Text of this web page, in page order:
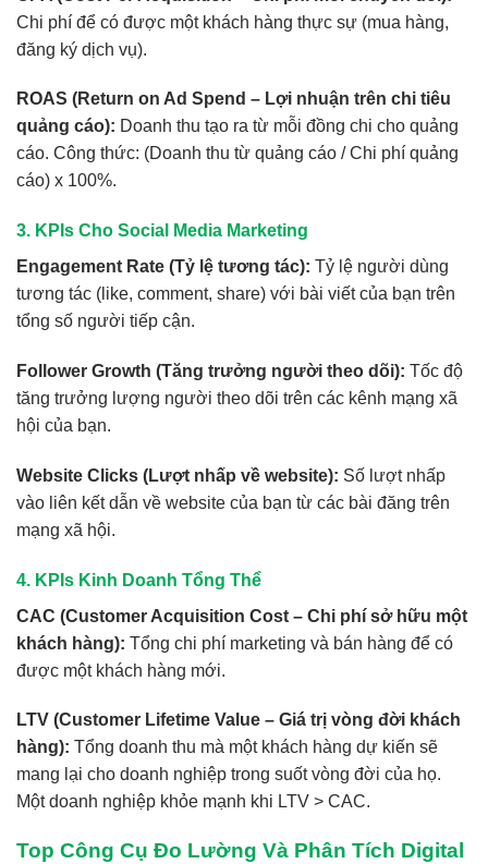
Chi phí để có được một khách hàng thực sự (mua hàng,
đăng ký dịch vụ).
ROAS (Return on Ad Spend – Lợi nhuận trên chi tiêu
quảng cáo): Doanh thu tạo ra từ mỗi đồng chi cho quảng
cáo. Công thức: (Doanh thu từ quảng cáo / Chi phí quảng
cáo) x 100%.
3. KPIs Cho Social Media Marketing
Engagement Rate (Tỷ lệ tương tác): Tỷ lệ người dùng
tương tác (like, comment, share) với bài viết của bạn trên
tổng số người tiếp cận.
Follower Growth (Tăng trưởng người theo dõi): Tốc độ
tăng trưởng lượng người theo dõi trên các kênh mạng xã
hội của bạn.
Website Clicks (Lượt nhấp về website): Số lượt nhấp
vào liên kết dẫn về website của bạn từ các bài đăng trên
mạng xã hội.
4. KPIs Kinh Doanh Tổng Thể
CAC (Customer Acquisition Cost – Chi phí sở hữu một
khách hàng): Tổng chi phí marketing và bán hàng để có
được một khách hàng mới.
LTV (Customer Lifetime Value – Giá trị vòng đời khách
hàng): Tổng doanh thu mà một khách hàng dự kiến sẽ
mang lại cho doanh nghiệp trong suốt vòng đời của họ.
Một doanh nghiệp khỏe mạnh khi LTV > CAC.
Top Công Cụ Đo Lường Và Phân Tích Digital